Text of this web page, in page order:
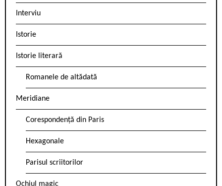
Interviu
Istorie
Istorie literară
Romanele de altădată
Meridiane
Corespondență din Paris
Hexagonale
Parisul scriitorilor
Ochiul magic